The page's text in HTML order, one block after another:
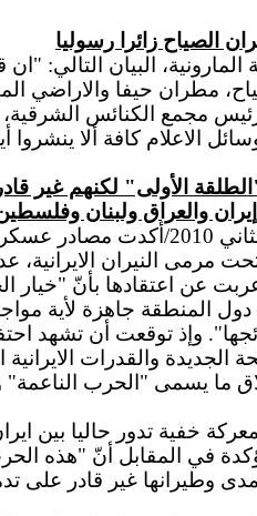
الصياح زائرا رسوليا
المارونية، البيان
مطران حيفا والاراضي
رئيس مجمع الكنائس
الاعلام كافة ألا
الأولى" لكنهم غير
والعراق ولبنان
لبنان الآن/قاسم قصير،
مرمى النيران
اعربت عن اعتقادها بأنّ
المنطقة جاهزة لأية
وإذ توقعت أن تشهد
والقدرات الايرانية
ما يسمى "الحرب
خفية تدور حاليا بين
في المقابل أنّ "هذه
وطيرانها غير قادر على